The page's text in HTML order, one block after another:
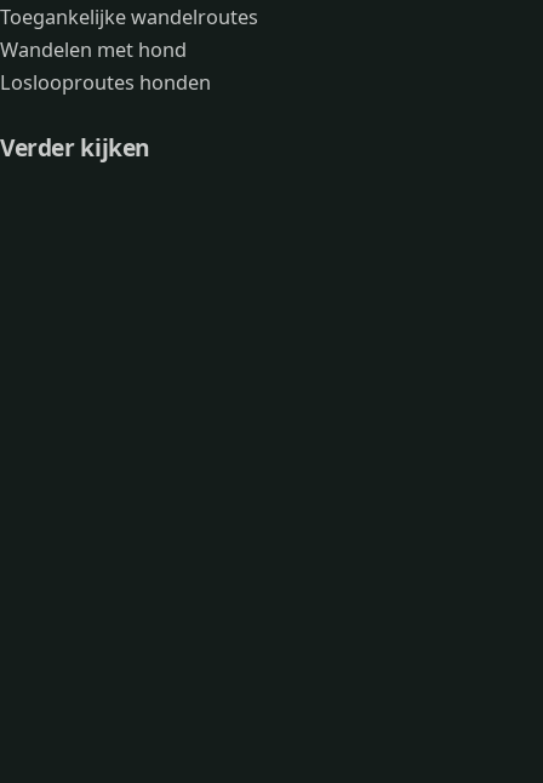
Toegankelijke wandelroutes
Wandelen met hond
Loslooproutes honden
Verder kijken